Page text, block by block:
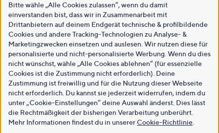
Bitte wähle „Alle Cookies zulassen“, wenn du damit
einverstanden bist, dass wir in Zusammenarbeit mit
Drittanbietern auf deinem Endgerät technische & profilbildende
Cookies und andere Tracking-Technologien zu Analyse- &
Marketingzwecken einsetzen und auslesen. Wir nutzen diese für
personalisierte und nicht-personalisierte Werbung. Wenn du dies
nicht wünschst, wähle „Alle Cookies ablehnen“ (für essenzielle
Cookies ist die Zustimmung nicht erforderlich). Deine
Zustimmung ist freiwillig und für die Nutzung dieser Webseite
nicht erforderlich. Du kannst sie jederzeit widerrufen, indem du
unter „Cookie-Einstellungen“ deine Auswahl änderst. Dies lässt
die Rechtmäßigkeit der bisherigen Verarbeitung unberührt.
Mehr Informationen findest du in unsererCookie-Richtlinie